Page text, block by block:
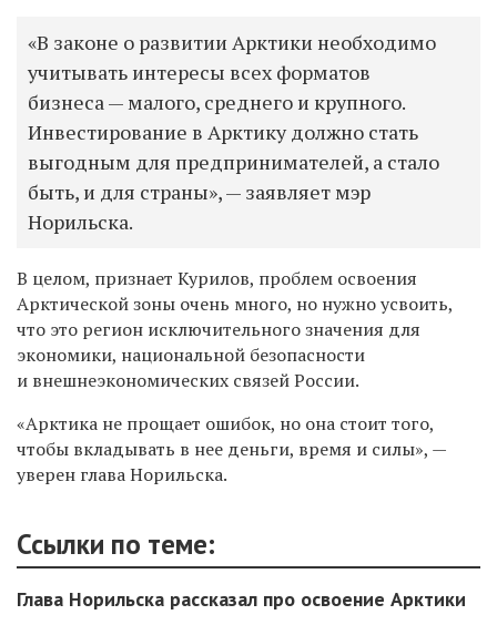
«В законе о развитии Арктики необходимо
учитывать интересы всех форматов
бизнеса — малого, среднего и крупного.
Инвестирование в Арктику должно стать
выгодным для предпринимателей, а стало
быть, и для страны», — заявляет мэр
Норильска.
В целом, признает Курилов, проблем освоения
Арктической зоны очень много, но нужно усвоить,
что это регион исключительного значения для
экономики, национальной безопасности
и внешнеэкономических связей России.
«Арктика не прощает ошибок, но она стоит того,
чтобы вкладывать в нее деньги, время и силы», —
уверен глава Норильска.
Ссылки по теме:
Глава Норильска рассказал про освоение Арктики